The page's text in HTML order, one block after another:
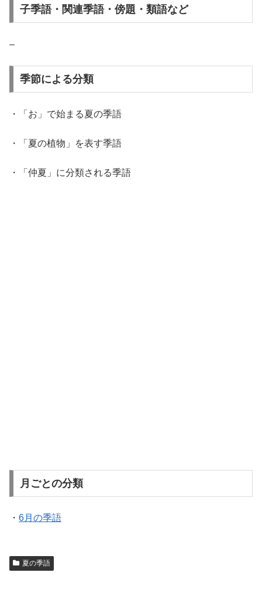
子季語・関連季語・傍題・類語など
–
季節による分類
・「お」で始まる夏の季語
・「夏の植物」を表す季語
・「仲夏」に分類される季語
月ごとの分類
・ 6月の季語
夏の季語